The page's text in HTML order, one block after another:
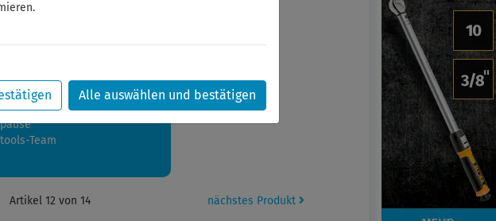
auch wir Urlaub.
dem 24.08.2026 verschickt.
Team
Artikel 12 von 14 nächstes Produkt
Alle auswählen und bestätigen